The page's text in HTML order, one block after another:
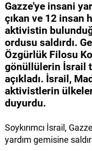
Gazze'ye insani
çıkan ve 12 insan
aktivistin
ordusu saldırdı.
Özgürlük Filosu
gönüllülerin İsrail
açıkladı. İsrail,
aktivistlerin
duyurdu.
Soykırımcı İsrail,
yardım gemisine